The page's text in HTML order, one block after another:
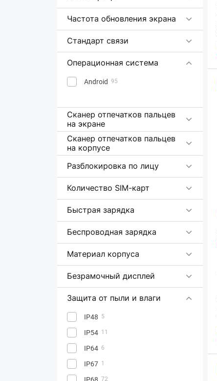
Частота обновления экрана
Стандарт связи
Операционная система
Android 95
Сканер отпечатков пальцев
на экране
Сканер отпечатков пальцев
на корпусе
Разблокировка по лицу
Количество SIM-карт
Быстрая зарядка
Беспроводная зарядка
Материал корпуса
Безрамочный дисплей
Защита от пыли и влаги
IP48 5
IP54 11
IP64 6
IP67 1
IP68 72